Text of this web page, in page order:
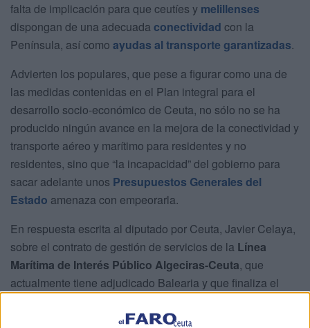
falta de implicación para que ceutíes y melillenses
dispongan de una adecuada conectividad con la
Península, así como ayudas al transporte garantizadas.
Advierten los populares, que pese a figurar como una de
las medidas contenidas en el Plan integral para el
desarrollo socio-económico de Ceuta, no sólo no se ha
producido ningún avance en la mejora de la conectividad y
transporte aéreo y marítimo para residentes y no
residentes, sino que “la incapacidad” del gobierno para
sacar adelante unos Presupuestos Generales del
Estado amenaza con empeorarla.
En respuesta escrita al diputado por Ceuta, Javier Celaya,
sobre el contrato de gestión de servicios de la Línea
Marítima de Interés Público Algeciras-Ceuta, que
actualmente tiene adjudicado Balearia y que finaliza el
de licitación se encuentra a la espera de que se formalicen